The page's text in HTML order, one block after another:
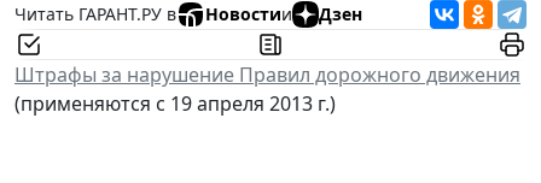
Читать ГАРАНТ.РУ в
Новостии Дзен
Штрафы за нарушение Правил дорожного движения
(применяются с 19 апреля 2013 г.)